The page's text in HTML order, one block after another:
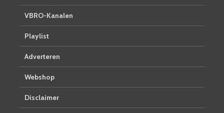
VBRO-Kanalen
Playlist
Adverteren
Webshop
Disclaimer